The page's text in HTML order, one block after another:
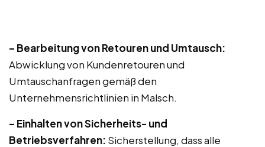
– Bearbeitung von Retouren und Umtausch:
Abwicklung von Kundenretouren und
Umtauschanfragen gemäß den
Unternehmensrichtlinien in Malsch.
– Einhalten von Sicherheits- und
Betriebsverfahren: Sicherstellung, dass alle